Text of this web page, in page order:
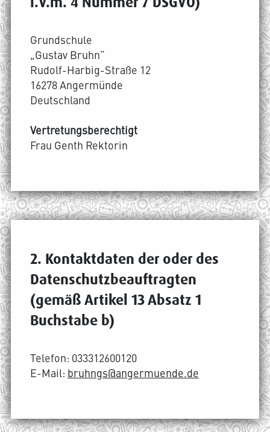
Grundschule
„Gustav Bruhn“
Rudolf-Harbig-Straße 12
16278 Angermünde
Deutschland
Vertretungsberechtigt
Frau Genth Rektorin
2. Kontaktdaten der oder des
Datenschutzbeauftragten
(gemäß Artikel 13 Absatz 1
Buchstabe b)
Telefon: 033312600120
E-Mail: bruhngs@angermuende.de